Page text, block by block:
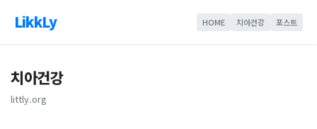
LikkLy HOME 치아건강 포스트
치아건강
littly.org